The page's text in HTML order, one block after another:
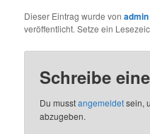
Dieser Eintrag wurde vonadmin
veröffentlicht. Setze ein
Schreibe
Du musstangemeldetsein,
abzugeben.